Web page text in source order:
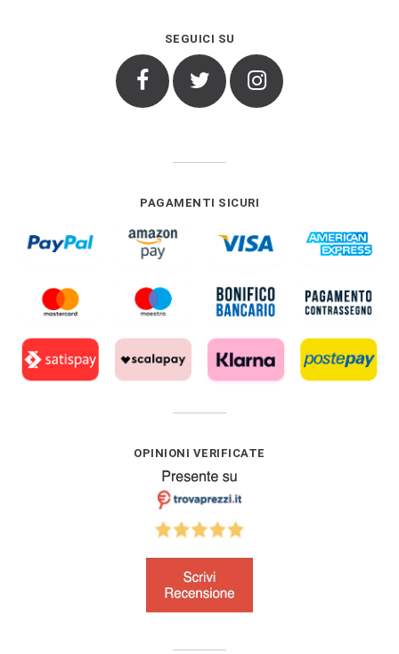
SEGUICI SU
Facebook Twitter Instagram
PAGAMENTI SICURI
OPINIONI VERIFICATE